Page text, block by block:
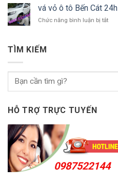
An
vỏ
ô
tô
vá vỏ ô tô Bến Cát 24h
Chức năng bình luận bị tắtở
Cát
TÌM KIẾM
HỖ TRỢ TRỰC TUYẾN
0987522144